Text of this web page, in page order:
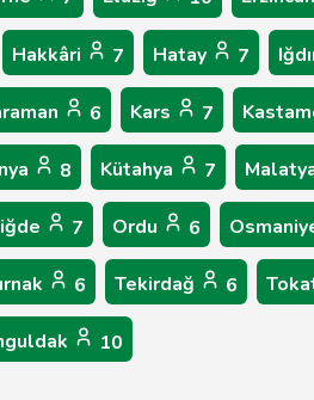
Hakkâri 7 Hatay 7
6 Kars 7
8 Kütahya 7
7 Ordu 6
6 Tekirdağ 6
10